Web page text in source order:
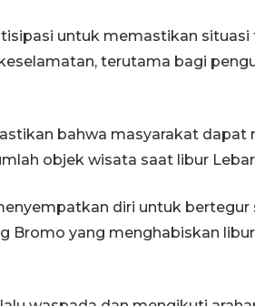
untuk memastikan situasi
terutama bagi
bahwa masyarakat dapat
objek wisata saat libur
diri untuk bertegur
Bromo yang menghabiskan
Uji fungsi jembatan